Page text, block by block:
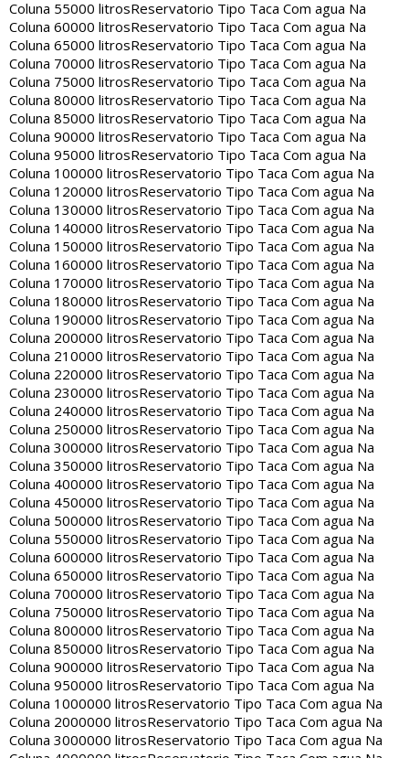
Coluna 55000 litrosReservatorio Tipo Taca Com agua Na
Coluna 60000 litrosReservatorio Tipo Taca Com agua Na
Coluna 65000 litrosReservatorio Tipo Taca Com agua Na
Coluna 70000 litrosReservatorio Tipo Taca Com agua Na
Coluna 75000 litrosReservatorio Tipo Taca Com agua Na
Coluna 80000 litrosReservatorio Tipo Taca Com agua Na
Coluna 85000 litrosReservatorio Tipo Taca Com agua Na
Coluna 90000 litrosReservatorio Tipo Taca Com agua Na
Coluna 95000 litrosReservatorio Tipo Taca Com agua Na
Coluna 100000 litrosReservatorio Tipo Taca Com agua Na
Coluna 120000 litrosReservatorio Tipo Taca Com agua Na
Coluna 130000 litrosReservatorio Tipo Taca Com agua Na
Coluna 140000 litrosReservatorio Tipo Taca Com agua Na
Coluna 150000 litrosReservatorio Tipo Taca Com agua Na
Coluna 160000 litrosReservatorio Tipo Taca Com agua Na
Coluna 170000 litrosReservatorio Tipo Taca Com agua Na
Coluna 180000 litrosReservatorio Tipo Taca Com agua Na
Coluna 190000 litrosReservatorio Tipo Taca Com agua Na
Coluna 200000 litrosReservatorio Tipo Taca Com agua Na
Coluna 210000 litrosReservatorio Tipo Taca Com agua Na
Coluna 220000 litrosReservatorio Tipo Taca Com agua Na
Coluna 230000 litrosReservatorio Tipo Taca Com agua Na
Coluna 240000 litrosReservatorio Tipo Taca Com agua Na
Coluna 250000 litrosReservatorio Tipo Taca Com agua Na
Coluna 300000 litrosReservatorio Tipo Taca Com agua Na
Coluna 350000 litrosReservatorio Tipo Taca Com agua Na
Coluna 400000 litrosReservatorio Tipo Taca Com agua Na
Coluna 450000 litrosReservatorio Tipo Taca Com agua Na
Coluna 500000 litrosReservatorio Tipo Taca Com agua Na
Coluna 550000 litrosReservatorio Tipo Taca Com agua Na
Coluna 600000 litrosReservatorio Tipo Taca Com agua Na
Coluna 650000 litrosReservatorio Tipo Taca Com agua Na
Coluna 700000 litrosReservatorio Tipo Taca Com agua Na
Coluna 750000 litrosReservatorio Tipo Taca Com agua Na
Coluna 800000 litrosReservatorio Tipo Taca Com agua Na
Coluna 850000 litrosReservatorio Tipo Taca Com agua Na
Coluna 900000 litrosReservatorio Tipo Taca Com agua Na
Coluna 950000 litrosReservatorio Tipo Taca Com agua Na
Coluna 1000000 litrosReservatorio Tipo Taca Com agua Na
Coluna 2000000 litrosReservatorio Tipo Taca Com agua Na
Coluna 3000000 litrosReservatorio Tipo Taca Com agua Na